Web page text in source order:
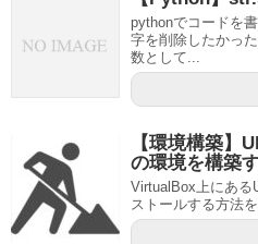
pythonでコードを
字を削除したかっ
数として...
【環境構築】
の環境を構築
VirtualBox上にある
ストールする方法